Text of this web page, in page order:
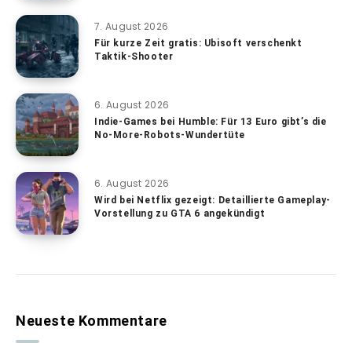
7. August 2026
Für kurze Zeit gratis: Ubisoft verschenkt
Taktik-Shooter
6. August 2026
Indie-Games bei Humble: Für 13 Euro gibt’s die
No-More-Robots-Wundertüte
6. August 2026
Wird bei Netflix gezeigt: Detaillierte Gameplay-
Vorstellung zu GTA 6 angekündigt
Neueste Kommentare